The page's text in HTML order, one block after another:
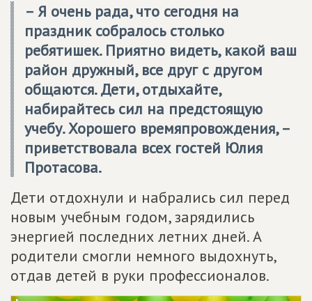
– Я очень рада, что сегодня на
праздник собралось столько
ребятишек. Приятно видеть, какой ваш
район дружный, все друг с другом
общаются. Дети, отдыхайте,
набирайтесь сил на предстоящую
учебу. Хорошего времяпровождения, –
приветствовала всех гостей Юлия
Протасова.
Дети отдохнули и набрались сил перед
новым учебным годом, зарядились
энергией последних летних дней. А
родители смогли немного выдохнуть,
отдав детей в руки профессионалов.